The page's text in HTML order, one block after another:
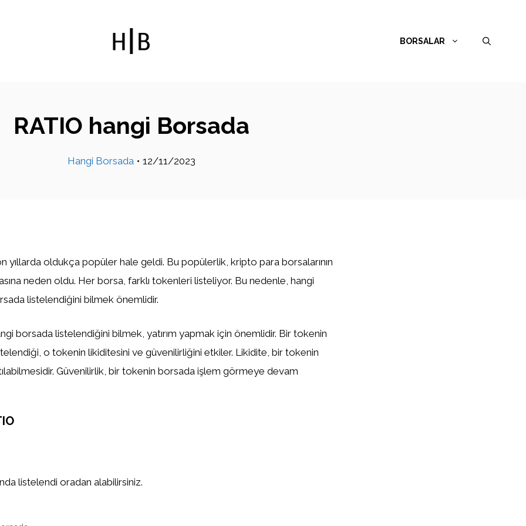
BORSALAR
RATIO hangi Borsada
Hangi Borsada • 12/11/2023
yıllarda oldukça popüler hale geldi. Bu popülerlik, kripto para borsalarının
neden oldu. Her borsa, farklı tokenleri listeliyor. Bu nedenle, hangi
listelendiğini bilmek önemlidir.
borsada listelendiğini bilmek, yatırım yapmak için önemlidir. Bir tokenin
o tokenin likiditesini ve güvenilirliğini etkiler. Likidite, bir tokenin
Güvenilirlik, bir tokenin borsada işlem görmeye devam
listelendi oradan alabilirsiniz.